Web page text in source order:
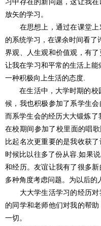
放矢的学习。
在思想上，通过在课堂上
的系统学习，在课余时间看
界观、人生观和价值观，有
让我在学习和平常的生活上
一种积极向上生活的态度.
在生活中，大学时期的校
候，我也积极参加了系学生
而系学生会的经历大大锻炼了
在校期间参加了校里面的唱
比起名次更重要的是我收获
时候比以往多了份从容.如果
和经历。友谊让我有了很多
多种角度考虑问题。为以后的
大大学生活学习的经历对
的同学和老师他们对我的帮
一切。